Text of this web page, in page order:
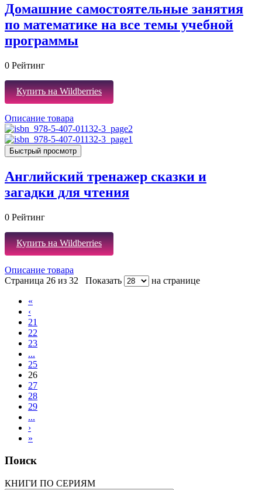
Домашние самостоятельные занятия
по математике на все темы учебной
программы
0 Рейтинг
Купить на Wildberries
Описание товара
Быстрый просмотр
Английский тренажер сказки и
загадки для чтения
0 Рейтинг
Купить на Wildberries
Описание товара
Страница 26 из 32
Показать на странице
«
‹
21
22
23
...
25
26
27
28
29
...
›
»
Поиск
КНИГИ ПО СЕРИЯМ